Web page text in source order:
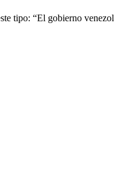
tipo: “El gobierno